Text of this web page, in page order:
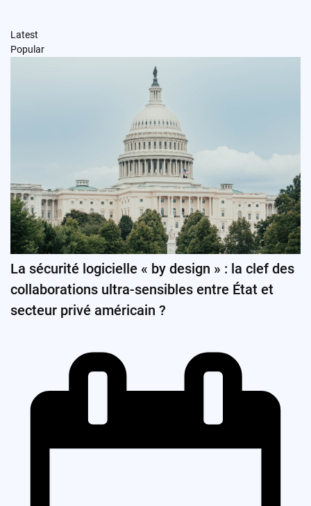
Latest
Popular
La sécurité logicielle « by design » : la clef des
collaborations ultra-sensibles entre État et
secteur privé américain ?